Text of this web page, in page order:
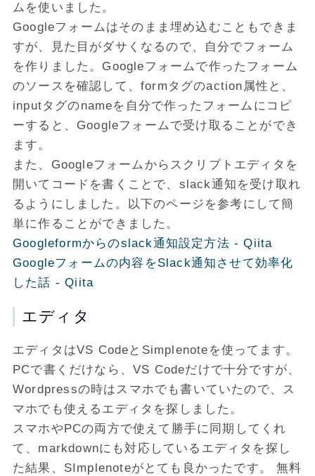
ムを使いました。
Googleフォームはそのまま埋め込むこともできま
すが、見た目がダサくなるので、自分でフォーム
を作りました。Googleフォームで作ったフォーム
のソースを確認して、formタグのaction属性と、
inputタグのnameを自分で作ったフォームにコピ
ーすると、Googleフォームで受け取ることができ
ます。
また、Googleフォームからスクリプトエディタを
開いてコードを書くことで、slack通知を受け取れ
るようにしました。以下のページを参考にして簡
単に作ることができました。
Googleformからのslack通知設定方法 - Qiita
Googleフォームの内容をSlack通知させて効率化
した話 - Qiita
エディタ
エディタはVS CodeとSimplenoteを使ってます。
PCで書くだけなら、VS Codeだけで十分ですが、
Wordpressの時はスマホでも書いていたので、ス
マホでも使えるエディタを探しました。
スマホやPCの両方で使えて勝手に同期してくれ
て、markdownにも対応しているエディタを探し
た結果、SImplenoteがとても良かったです。 無料